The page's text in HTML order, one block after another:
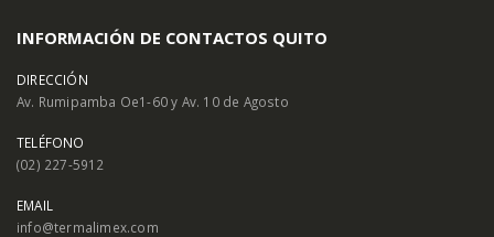
INFORMACIÓN DE CONTACTOS QUITO
DIRECCIÓN
Av. Rumipamba Oe1-60 y Av. 10 de Agosto
TELÉFONO
(02) 227-5912
EMAIL
info@termalimex.com